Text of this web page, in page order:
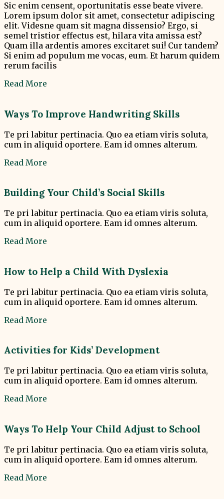
Sic enim censent, oportunitatis esse beate vivere.
Lorem ipsum dolor sit amet, consectetur adipiscing
elit. Videsne quam sit magna dissensio? Ergo, si
semel tristior effectus est, hilara vita amissa est?
Quam illa ardentis amores excitaret sui! Cur tandem?
Si enim ad populum me vocas, eum. Et harum quidem
rerum facilis
Read More
Ways To Improve Handwriting Skills
Te pri labitur pertinacia. Quo ea etiam viris soluta,
cum in aliquid oportere. Eam id omnes alterum.
Read More
Building Your Child’s Social Skills
Te pri labitur pertinacia. Quo ea etiam viris soluta,
cum in aliquid oportere. Eam id omnes alterum.
Read More
How to Help a Child With Dyslexia
Te pri labitur pertinacia. Quo ea etiam viris soluta,
cum in aliquid oportere. Eam id omnes alterum.
Read More
Activities for Kids’ Development
Te pri labitur pertinacia. Quo ea etiam viris soluta,
cum in aliquid oportere. Eam id omnes alterum.
Read More
Ways To Help Your Child Adjust to School
Te pri labitur pertinacia. Quo ea etiam viris soluta,
cum in aliquid oportere. Eam id omnes alterum.
Read More